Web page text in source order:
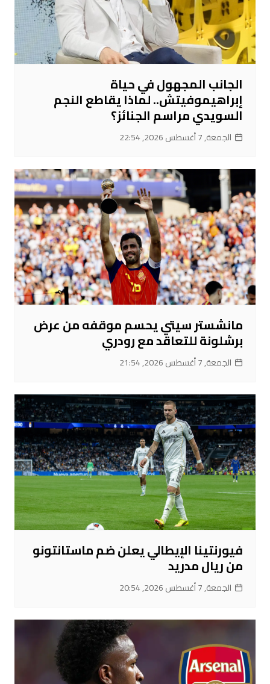
الجانب المجهول في حياة
إبراهيموفيتش.. لماذا يقاطع النجم
السويدي مراسم الجنائز؟
الجمعة, 7 أغسطس 2026, 22:54
مانشستر سيتي يحسم موقفه من عرض
برشلونة للتعاقد مع رودري
الجمعة, 7 أغسطس 2026, 21:54
فيورنتينا الإيطالي يعلن ضم ماستانتونو
من ريال مدريد
الجمعة, 7 أغسطس 2026, 20:54